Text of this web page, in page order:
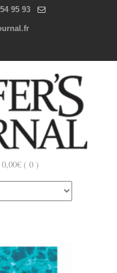
95 93
0,00€ ( 0 )